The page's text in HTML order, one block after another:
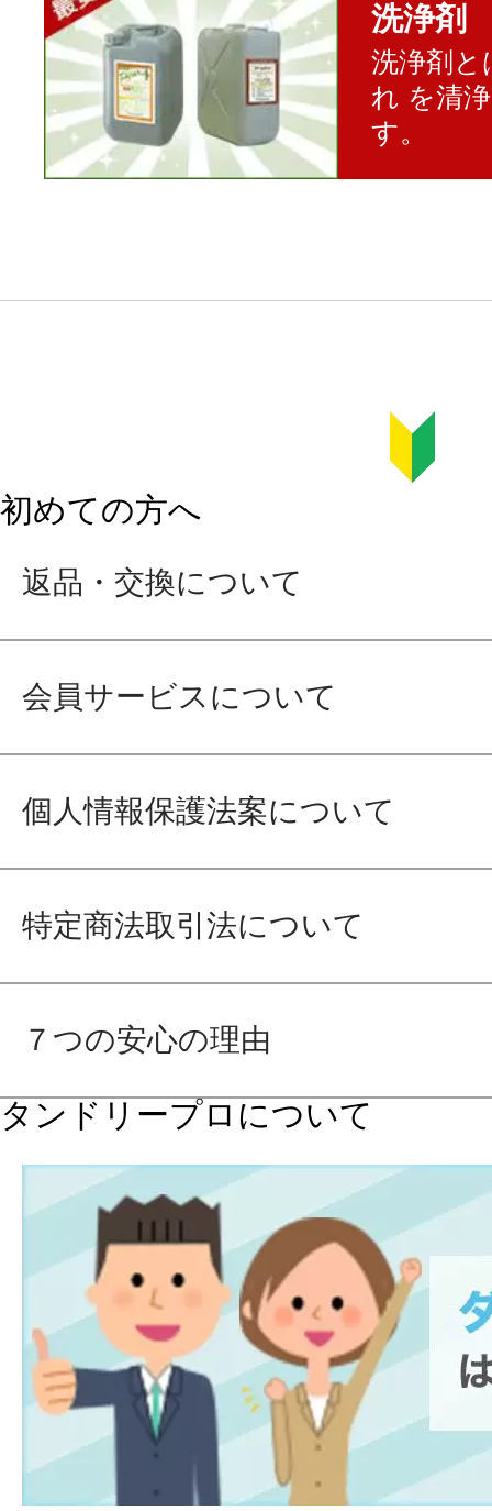
洗浄剤
洗浄剤と
れ を清
す。
初めての方へ
返品・交換について
会員サービスについて
個人情報保護法案について
特定商法取引法について
７つの安心の理由
タンドリープロについて